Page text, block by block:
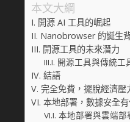
本文大綱
開源 AI 工具的崛起
Nanobrowser 的誕生
開源工具的未來潛力
開源工具與傳統工
結語
完全免費，擺脫經濟壓
本地部署，數據安全
本地部署與雲端部